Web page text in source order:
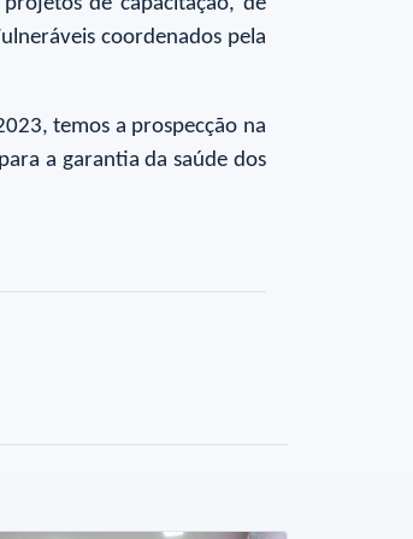
coordenados pela
temos a prospecção na
a garantia da saúde dos